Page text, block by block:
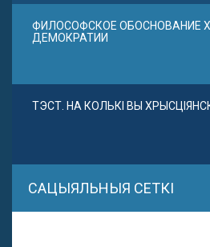
ФИЛОСОФСКОЕ ОБОСНОВАНИЕ
ДЕМОКРАТИИ
ТЭСТ. НА КОЛЬКІ ВЫ
САЦЫЯЛЬНЫЯ СЕТКІ